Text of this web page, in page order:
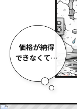
価格が納得
できなくて…